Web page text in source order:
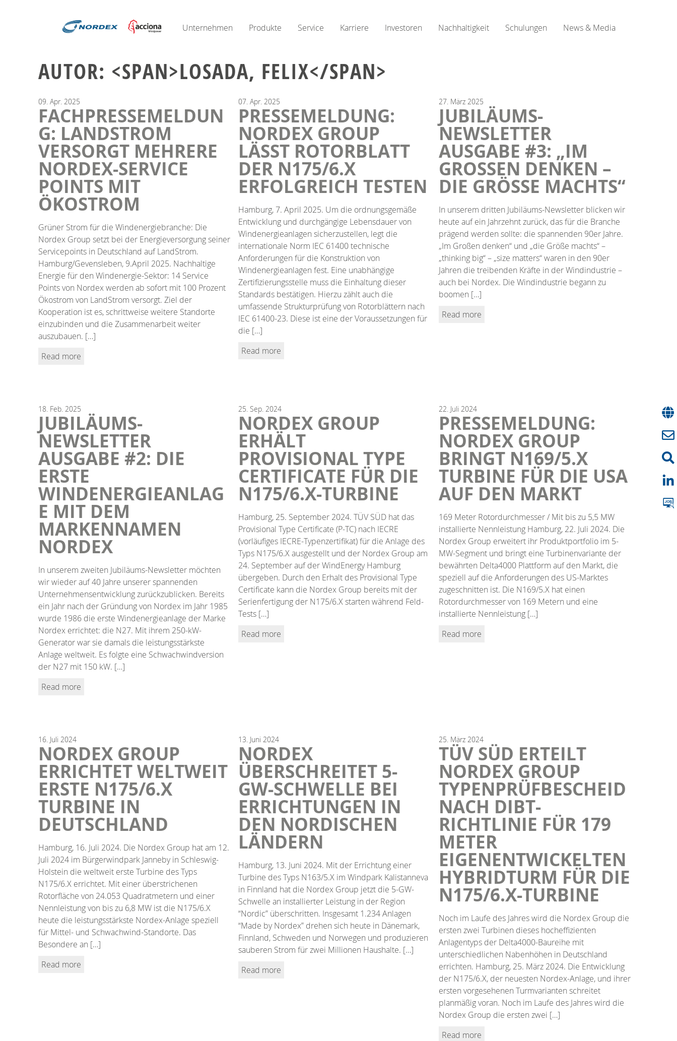
Unternehmen Produkte Service Karriere Investoren Nachhaltigkeit Schulungen News & Media
AUTOR: <SPAN>LOSADA, FELIX</SPAN>
09. Apr. 2025
FACHPRESSEMELDUN
G: LANDSTROM
VERSORGT MEHRERE
NORDEX-SERVICE
POINTS MIT
ÖKOSTROM
Grüner Strom für die Windenergiebranche: Die
Nordex Group setzt bei der Energieversorgung seiner
Servicepoints in Deutschland auf LandStrom.
Hamburg/Gevensleben, 9.April 2025. Nachhaltige
Energie für den Windenergie-Sektor: 14 Service
Points von Nordex werden ab sofort mit 100 Prozent
Ökostrom von LandStrom versorgt. Ziel der
Kooperation ist es, schrittweise weitere Standorte
einzubinden und die Zusammenarbeit weiter
auszubauen. […]
Read more
07. Apr. 2025
PRESSEMELDUNG:
NORDEX GROUP
LÄSST ROTORBLATT
DER N175/6.X
ERFOLGREICH TESTEN
Hamburg, 7. April 2025. Um die ordnungsgemäße
Entwicklung und durchgängige Lebensdauer von
Windenergieanlagen sicherzustellen, legt die
internationale Norm IEC 61400 technische
Anforderungen für die Konstruktion von
Windenergieanlagen fest. Eine unabhängige
Zertifizierungsstelle muss die Einhaltung dieser
Standards bestätigen. Hierzu zählt auch die
umfassende Strukturprüfung von Rotorblättern nach
IEC 61400-23. Diese ist eine der Voraussetzungen für
die […]
Read more
27. März 2025
JUBILÄUMS-
NEWSLETTER
AUSGABE #3: „IM
GROSSEN DENKEN – D
IE GRÖSSE MACHTS“
In unserem dritten Jubiläums-Newsletter blicken wir
heute auf ein Jahrzehnt zurück, das für die Branche
prägend werden sollte: die spannenden 90er Jahre.
„Im Großen denken“ und „die Größe machts“ –
„thinking big“ – „size matters“ waren in den 90er
Jahren die treibenden Kräfte in der Windindustrie –
auch bei Nordex. Die Windindustrie begann zu
boomen […]
Read more
18. Feb. 2025
JUBILÄUMS-
NEWSLETTER
AUSGABE #2: DIE
ERSTE
WINDENERGIEANLAG
E MIT DEM
MARKENNAMEN
NORDEX
In unserem zweiten Jubiläums-Newsletter möchten
wir wieder auf 40 Jahre unserer spannenden
Unternehmensentwicklung zurückzublicken. Bereits
ein Jahr nach der Gründung von Nordex im Jahr 1985
wurde 1986 die erste Windenergieanlage der Marke
Nordex errichtet: die N27. Mit ihrem 250-kW-
Generator war sie damals die leistungsstärkste
Anlage weltweit. Es folgte eine Schwachwindversion
der N27 mit 150 kW. […]
Read more
25. Sep. 2024
NORDEX GROUP
ERHÄLT
PROVISIONAL TYPE
CERTIFICATE FÜR DIE
N175/6.X-TURBINE
Hamburg, 25. September 2024. TÜV SÜD hat das
Provisional Type Certificate (P-TC) nach IECRE
(vorläufiges IECRE-Typenzertifikat) für die Anlage des
Typs N175/6.X ausgestellt und der Nordex Group am
24. September auf der WindEnergy Hamburg
übergeben. Durch den Erhalt des Provisional Type
Certificate kann die Nordex Group bereits mit der
Serienfertigung der N175/6.X starten während Feld-
Tests […]
Read more
22. Juli 2024
PRESSEMELDUNG:
NORDEX GROUP
BRINGT N169/5.X
TURBINE FÜR DIE USA
AUF DEN MARKT
169 Meter Rotordurchmesser / Mit bis zu 5,5 MW
installierte Nennleistung Hamburg, 22. Juli 2024. Die
Nordex Group erweitert ihr Produktportfolio im 5-
MW-Segment und bringt eine Turbinenvariante der
bewährten Delta4000 Plattform auf den Markt, die
speziell auf die Anforderungen des US-Marktes
zugeschnitten ist. Die N169/5.X hat einen
Rotordurchmesser von 169 Metern und eine
installierte Nennleistung […]
Read more
16. Juli 2024
NORDEX GROUP
ERRICHTET WELTWEIT
ERSTE N175/6.X
TURBINE IN
DEUTSCHLAND
Hamburg, 16. Juli 2024. Die Nordex Group hat am 12.
Juli 2024 im Bürgerwindpark Janneby in Schleswig-
Holstein die weltweit erste Turbine des Typs
N175/6.X errichtet. Mit einer überstrichenen
Rotorfläche von 24.053 Quadratmetern und einer
Nennleistung von bis zu 6,8 MW ist die N175/6.X
heute die leistungsstärkste Nordex-Anlage speziell
für Mittel- und Schwachwind-Standorte. Das
Besondere an […]
Read more
13. Juni 2024
NORDEX
ÜBERSCHREITET 5-
GW-SCHWELLE BEI
ERRICHTUNGEN IN
DEN NORDISCHEN
LÄNDERN
Hamburg, 13. Juni 2024. Mit der Errichtung einer
Turbine des Typs N163/5.X im Windpark Kalistanneva
in Finnland hat die Nordex Group jetzt die 5-GW-
Schwelle an installierter Leistung in der Region
“Nordic” überschritten. Insgesamt 1.234 Anlagen
“Made by Nordex” drehen sich heute in Dänemark,
Finnland, Schweden und Norwegen und produzieren
sauberen Strom für zwei Millionen Haushalte. […]
Read more
25. März 2024
TÜV SÜD ERTEILT
NORDEX GROUP
TYPENPRÜFBESCHEID
NACH DIBT-
RICHTLINIE FÜR 179
METER
EIGENENTWICKELTEN
HYBRIDTURM FÜR DIE
N175/6.X-TURBINE
Noch im Laufe des Jahres wird die Nordex Group die
ersten zwei Turbinen dieses hocheffizienten
Anlagentyps der Delta4000-Baureihe mit
unterschiedlichen Nabenhöhen in Deutschland
errichten. Hamburg, 25. März 2024. Die Entwicklung
der N175/6.X, der neuesten Nordex-Anlage, und ihrer
ersten vorgesehenen Turmvarianten schreitet
planmäßig voran. Noch im Laufe des Jahres wird die
Nordex Group die ersten zwei […]
Read more